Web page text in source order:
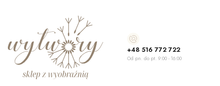
+48 516 772 722
Od pn. do pt. 9:00 - 16:00